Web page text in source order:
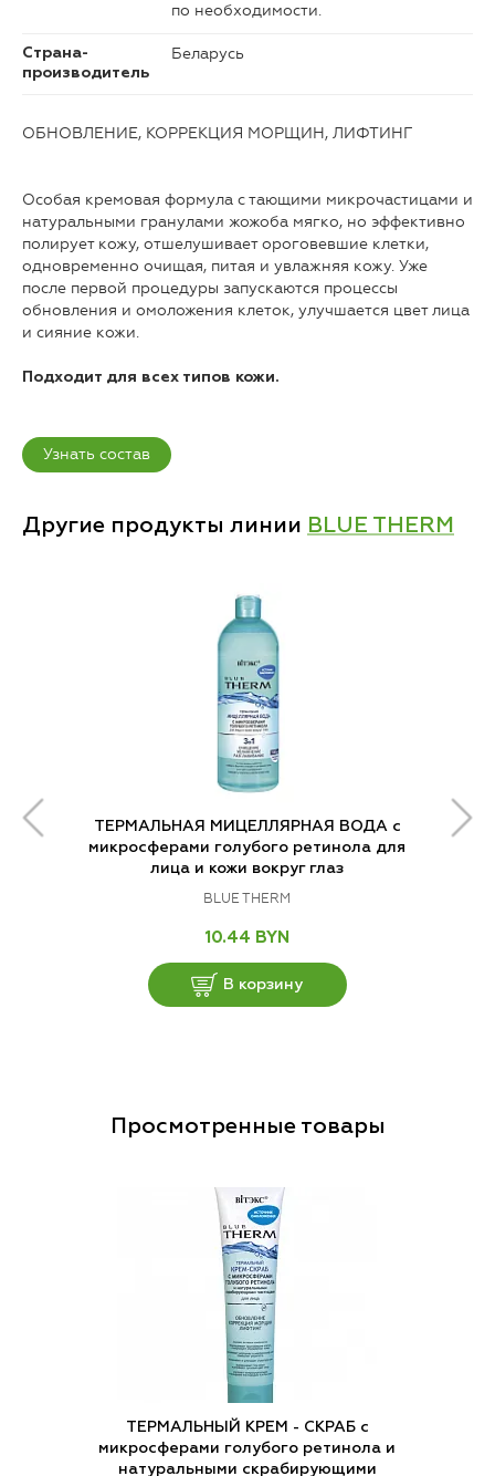
по необходимости.
Страна-
производитель
Беларусь
ОБНОВЛЕНИЕ, КОРРЕКЦИЯ МОРЩИН, ЛИФТИНГ
Особая кремовая формула с тающими микрочастицами и
натуральными гранулами жожоба мягко, но эффективно
полирует кожу, отшелушивает ороговевшие клетки,
одновременно очищая, питая и увлажняя кожу. Уже
после первой процедуры запускаются процессы
обновления и омоложения клеток, улучшается цвет лица
и сияние кожи.
Подходит для всех типов кожи.
Узнать состав
Другие продукты линии BLUE THERM
ТЕРМАЛЬНАЯ МИЦЕЛЛЯРНАЯ ВОДА с
микросферами голубого ретинола для
лица и кожи вокруг глаз
BLUE THERM
10.44 BYN
В корзину
Просмотренные товары
ТЕРМАЛЬНЫЙ КРЕМ - СКРАБ с
микросферами голубого ретинола и
натуральными скрабирующими